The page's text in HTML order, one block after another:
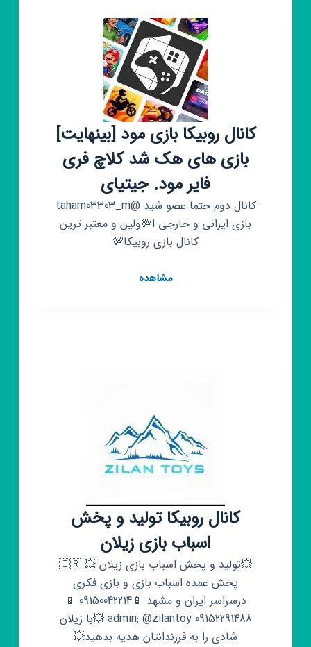
ایران
کانال روبیکا بازی مود [بینهایت]
بازی های هک شد کلاچ فری
فایر مود. جیتیای
کانال دوم حتما عضو شید @taham03303_m
بازی ایرانی و خارجی ا💯ولین و معتبر ترین
کانال بازی روبیکا💯
مشاهدهکانال
کلاچ
فری
فایر
مود.
کانال روبیکا تولید و پخش
اسباب بازی زیلان
💥تولید و پخش اسباب بازی زیلان 💥 🇮🇷
پخش عمده اسباب بازی و بازی فکری
درسراسر ایران و مشهد 📱09150042214 📱
09152291488 admin: @zilantoy 💥با زیلان
شادی را به فرزندانتان هدیه بدهید💥